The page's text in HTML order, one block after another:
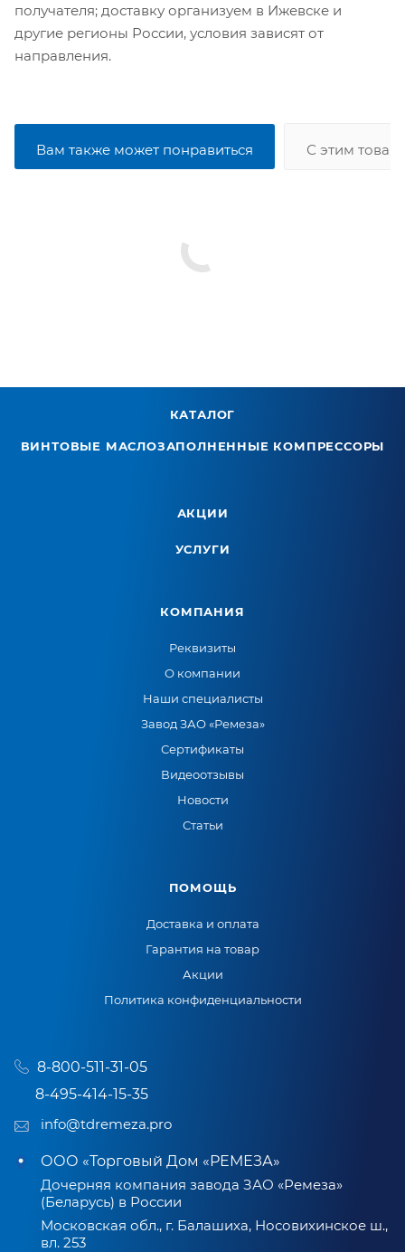
получателя; доставку организуем в Ижевске и
другие регионы России, условия зависят от
направления.
Вам также может понравиться С этим
КАТАЛОГ
ВИНТОВЫЕ МАСЛОЗАПОЛНЕННЫЕ КОМПРЕССОРЫ
АКЦИИ
УСЛУГИ
КОМПАНИЯ
Реквизиты
О компании
Наши специалисты
Завод ЗАО «Ремеза»
Сертификаты
Видеоотзывы
Новости
Статьи
ПОМОЩЬ
Доставка и оплата
Гарантия на товар
Акции
Политика конфиденциальности
8-800-511-31-05
8-495-414-15-35
info@tdremeza.pro
ООО «Торговый Дом «РЕМЕЗА»
Дочерняя компания завода ЗАО «Ремеза»
(Беларусь) в России
Московская обл., г. Балашиха, Носовихинское ш.,
вл. 253